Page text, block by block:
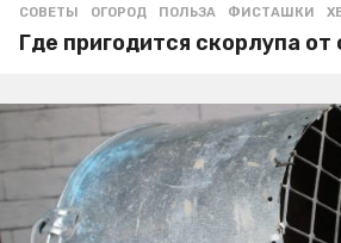
СОВЕТЫ ОГОРОД ,ПОЛЬЗА ,ФИСТАШКИ ,
Где пригодится скорлупа